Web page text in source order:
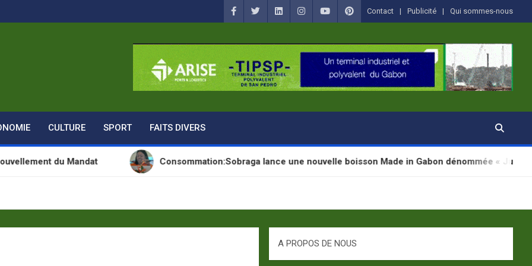
Contact Publicité Qui sommes-nous
CULTURE SPORT FAITS DIVERS
du Mandat Consommation:Sobraga lance une nouvelle boisson Made in Gabon dénommée « Jugab »
A PROPOS DE NOUS